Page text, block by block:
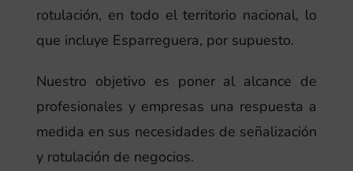
rotulación, en todo el territorio nacional, lo
que incluye Esparreguera, por supuesto.
Nuestro objetivo es poner al alcance de
profesionales y empresas una respuesta a
medida en sus necesidades de señalización
y rotulación de negocios.